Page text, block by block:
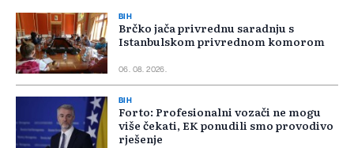
BIH
Brčko jača privrednu saradnju s
Istanbulskom privrednom komorom
06. 08. 2026.
BIH
Forto: Profesionalni vozači ne mogu
više čekati, EK ponudili smo provodivo
rješenje